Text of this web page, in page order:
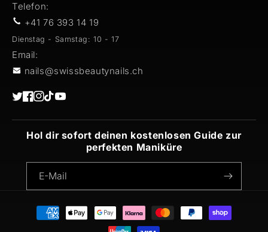
Telefon:
+41 76 393 14 19
Dienstag - Samstag: 10 - 17
Email:
nails@swissbeautynails.ch
Twitter
Facebook
Instagram
TikTokYouTube
Hol dir sofort deinen kostenlosen Guide zur
perfekten Maniküre
E-Mail
Zahlungsmethoden